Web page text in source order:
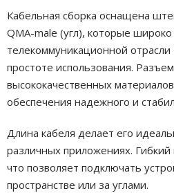
Кабельная сборка оснащена
QMA-male (угл), которые
телекоммуникационной
простоте использования.
высококачественных
обеспечения надежного и
Длина кабеля делает его
различных приложениях. Гибкий
что позволяет подключать
пространстве или за углами.